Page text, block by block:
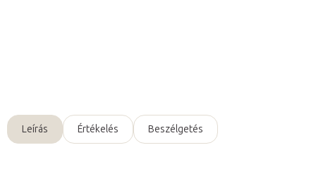
Leírás Értékelés Beszélgetés